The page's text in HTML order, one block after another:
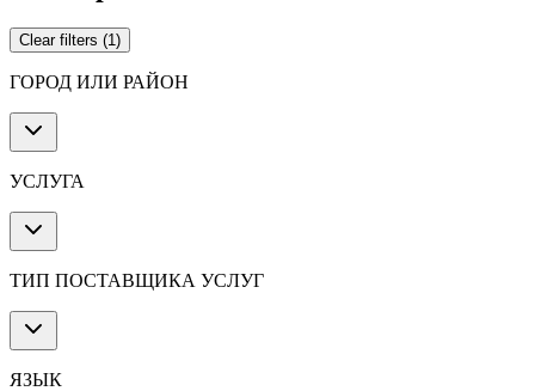
Clear filters (1)
ГОРОД ИЛИ РАЙОН
УСЛУГА
ТИП ПОСТАВЩИКА УСЛУГ
ЯЗЫК